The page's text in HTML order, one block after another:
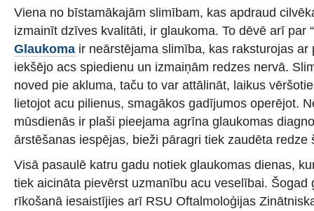
Viena no bīstamākajām slimībam, kas apdraud
izmainīt dzīves kvalitāti, ir glaukoma. To dēvē arī par
Glaukoma ir neārstējama slimība, kas raksturojas ar
iekšējo acs spiedienu un izmaiņām redzes nervā.
noved pie akluma, taču to var attālināt, laikus
lietojot acu pilienus, smagākos gadījumos operējot.
mūsdienās ir plaši pieejama agrīna glaukomas
ārstēšanas iespējas, bieži pāragri tiek zaudēta redze
Visā pasaulē katru gadu notiek glaukomas dienas,
tiek aicināta pievērst uzmanību acu veselībai. Šogad
rīkošanā iesaistījies arī RSU Oftalmoloģijas